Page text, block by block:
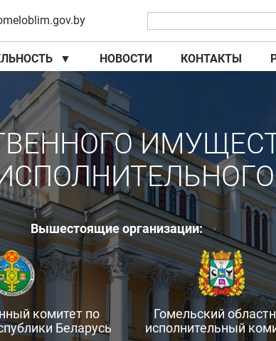
▼ НОВОСТИ КОНТАКТЫ
Вышестоящие организации:
комитет по
Беларусь
Гомельский
исполнительный